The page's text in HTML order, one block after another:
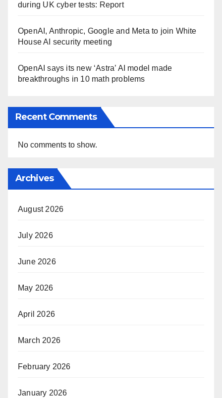
during UK cyber tests: Report
OpenAI, Anthropic, Google and Meta to join White
House AI security meeting
OpenAI says its new ‘Astra’ AI model made
breakthroughs in 10 math problems
Recent Comments
No comments to show.
Archives
August 2026
July 2026
June 2026
May 2026
April 2026
March 2026
February 2026
January 2026